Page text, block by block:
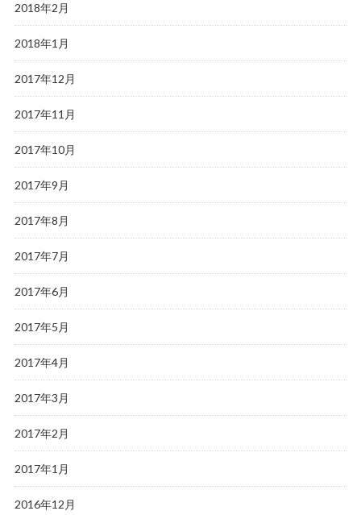
2018年2月
2018年1月
2017年12月
2017年11月
2017年10月
2017年9月
2017年8月
2017年7月
2017年6月
2017年5月
2017年4月
2017年3月
2017年2月
2017年1月
2016年12月